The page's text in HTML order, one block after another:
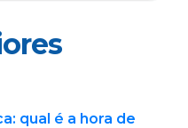
qual é a hora de